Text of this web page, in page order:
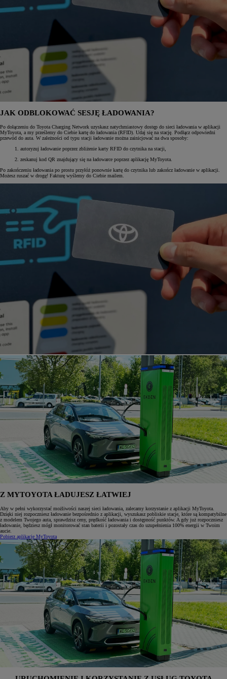
JAK ODBLOKOWAĆ SESJĘ ŁADOWANIA?
Po dołączeniu do Toyota Charging Network uzyskasz natychmiastowy dostęp do sieci ładowania w aplikacji
MyToyota, a my prześlemy do Ciebie kartę do ładowania (RFID). Udaj się na stację. Podłącz odpowiedni
przewód do auta. W zależności od typu stacji ładowanie można zainicjować na dwa sposoby:
autoryzuj ładowanie poprzez zbliżenie karty RFID do czytnika na stacji,
zeskanuj kod QR znajdujący się na ładowarce poprzez aplikację MyToyota.
Po zakończeniu ładowania po prostu przyłóż ponownie kartę do czytnika lub zakończ ładowanie w aplikacji.
Możesz ruszać w drogę! Fakturę wyślemy do Ciebie mailem.
Z MYTOYOTA ŁADUJESZ ŁATWIEJ
Aby w pełni wykorzystać możliwości naszej sieci ładowania, zalecamy korzystanie z aplikacji MyToyota.
Dzięki niej rozpoczniesz ładowanie bezpośrednio z aplikacji, wyszukasz pobliskie stacje, które są kompatybilne
z modelem Twojego auta, sprawdzisz ceny, prędkość ładowania i dostępność punktów. A gdy już rozpoczniesz
ładowanie, będziesz mógł monitorować stan baterii i pozostały czas do uzupełnienia 100% energii w Twoim
aucie.
Pobierz aplikacje MyToyota